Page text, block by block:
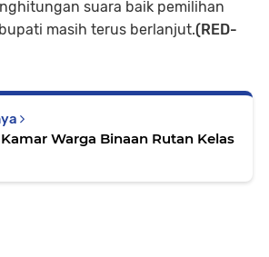
suara baik pemilihan
masih terus berlanjut.(RED-
Rutan Kelas